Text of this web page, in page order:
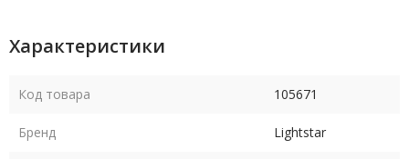
Характеристики
Код товара 105671
Бренд Lightstar